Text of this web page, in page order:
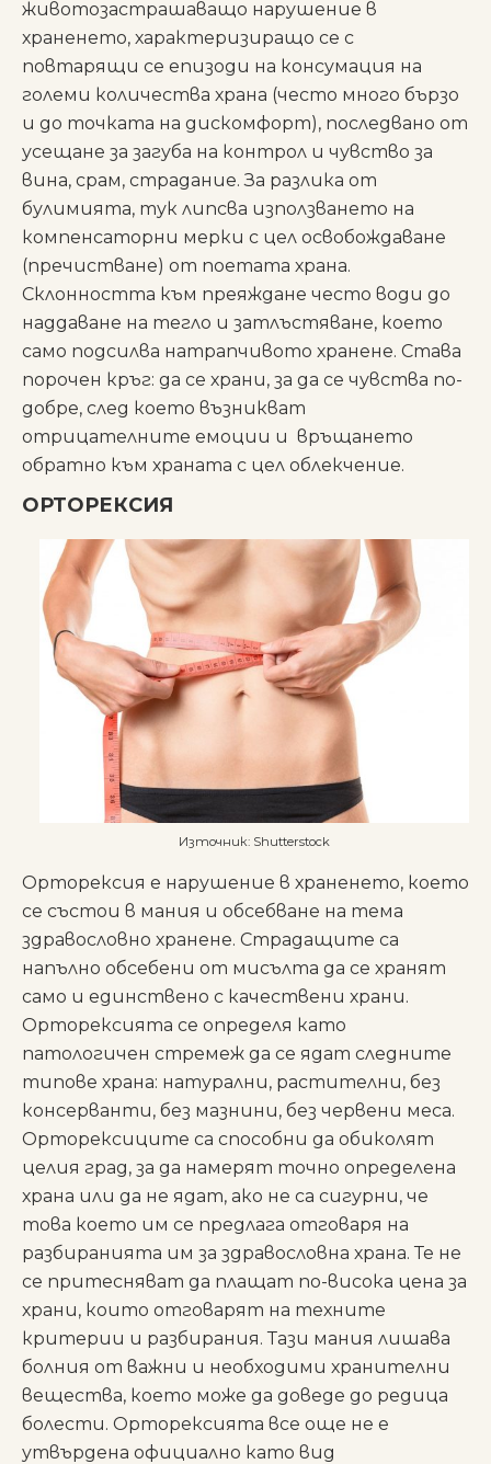
животозастрашаващо нарушение в
храненето, характеризиращо се с
повтарящи се епизоди на консумация на
големи количества храна (често много бързо
и до точката на дискомфорт), последвано от
усещане за загуба на контрол и чувство за
вина, срам, страдание. За разлика от
булимията, тук липсва използването на
компенсаторни мерки с цел освобождаване
(пречистване) от поетата храна.
Склонността към преяждане често води до
наддаване на тегло и затлъстяване, което
само подсилва натрапчивото хранене. Става
порочен кръг: да се храни, за да се чувства по-
добре, след което възникват
отрицателните емоции и връщането
обратно към храната с цел облекчение.
ОРТОРЕКСИЯ
Източник: Shutterstock
Орторексия е нарушение в храненето, което
се състои в мания и обсебване на тема
здравословно хранене. Страдащите са
напълно обсебени от мисълта да се хранят
само и единствено с качествени храни.
Орторексията се определя като
патологичен стремеж да се ядат следните
типове храна: натурални, растителни, без
консерванти, без мазнини, без червени меса.
Орторексиците са способни да обиколят
целия град, за да намерят точно определена
храна или да не ядат, ако не са сигурни, че
това което им се предлага отговаря на
разбиранията им за здравословна храна. Те не
се притесняват да плащат по-висока цена за
храни, които отговарят на техните
критерии и разбирания. Тази мания лишава
болния от важни и необходими хранителни
вещества, което може да доведе до редица
болести. Орторексията все още не е
утвърдена официално като вид